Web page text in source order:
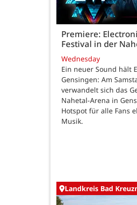
Premiere:
Festival in der
Wednesday
Ein neuer Sound hält
Gensingen: Am
verwandelt sich das
Nahetal-Arena in
Hotspot für alle Fans
Musik.
Landkreis Bad